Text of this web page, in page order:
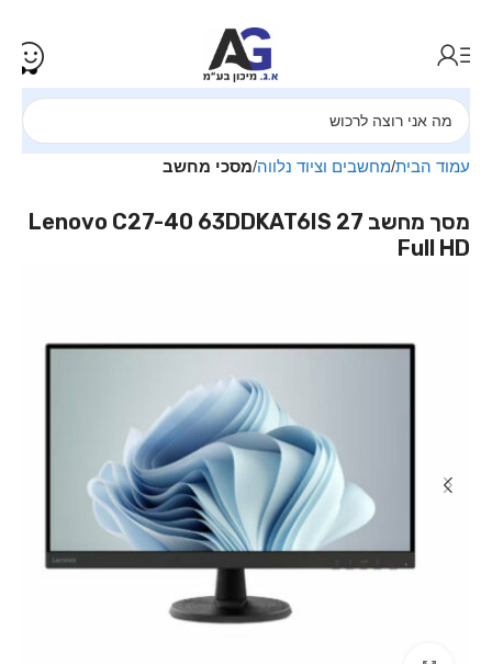
עמוד הבית מחשבים וציוד נלווה מסכי מחשב
מסך מחשב ‏27 Lenovo C27-40 63DDKAT6IS
Full HD